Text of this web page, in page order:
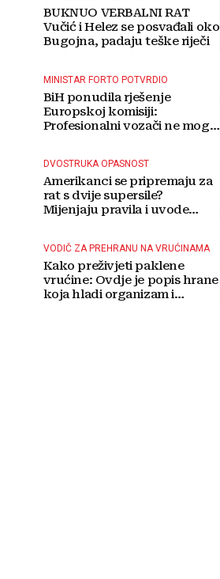
BUKNUO VERBALNI RAT
Vučić i Helez se posvađali oko
Bugojna, padaju teške riječi
MINISTAR FORTO POTVRDIO
BiH ponudila rješenje
Europskoj komisiji:
Profesionalni vozači ne mogu
DVOSTRUKA OPASNOST
Amerikanci se pripremaju za
rat s dvije supersile?
Mijenjaju pravila i uvode
VODIČ ZA PREHRANU NA VRUĆINAMA
Kako preživjeti paklene
vrućine: Ovdje je popis hrane
koja hladi organizam i